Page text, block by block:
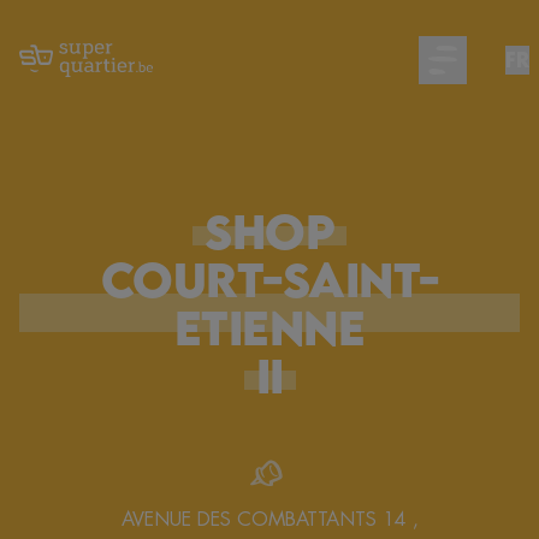
Open main
SHOP
COURT-SAINT-
ETIENNE
II
AVENUE DES COMBATTANTS 14 ,